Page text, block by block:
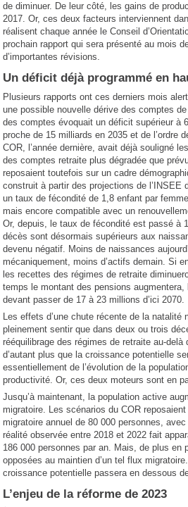
de diminuer. De leur côté, les gains de
2017. Or, ces deux facteurs interviennent
réalisent chaque année le Conseil
prochain rapport qui sera présenté au mois
d’importantes révisions.
Un déficit déjà programmé en
Plusieurs rapports ont ces derniers mois
une possible nouvelle dérive des comptes
des comptes évoquait un déficit supérieur à
proche de 15 milliards en 2035 et de l’ordre
COR, l’année dernière, avait déjà souligné
des comptes retraite plus dégradée que
reposaient toutefois sur un cadre
construit à partir des projections de l’INSEE
un taux de fécondité de 1,8 enfant par
mais encore compatible avec un
Or, depuis, le taux de fécondité est passé à
décès sont désormais supérieurs aux
devenu négatif. Moins de naissances
mécaniquement, moins d’actifs demain. Si
les recettes des régimes de retraite
temps le montant des pensions augmentera,
devant passer de 17 à 23 millions d’ici 2070.
Les effets d’une chute récente de la natalité
pleinement sentir que dans deux ou trois
rééquilibrage des régimes de retraite au-
d’autant plus que la croissance potentielle
essentiellement de l’évolution de la
productivité. Or, ces deux moteurs sont en
Jusqu’à maintenant, la population active
migratoire. Les scénarios du COR
migratoire annuel de 80 000 personnes,
réalité observée entre 2018 et 2022 fait
186 000 personnes par an. Mais, de plus en
opposées au maintien d’un tel flux
croissance potentielle passera en dessous
L’enjeu de la réforme de 2023